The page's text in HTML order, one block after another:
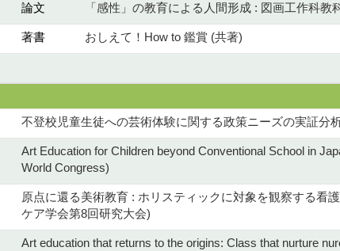
論文 「感性」の教育による人間形成 : 図画工作科
著書 おしえて！How to 鑑賞 (共著)
不登校児童生徒への芸術体験に関する政策ニーズの実証分
Art Education for Children beyond Conventional School in
World Congress)
原点に還る美術教育 : ホリスティックに対象を観察する看
ケア学会第8回研究大会)
Art education that returns to the origins: Class that nurture